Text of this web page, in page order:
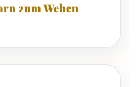
zum Weben